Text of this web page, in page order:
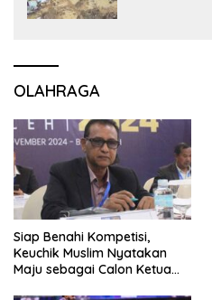
OLAHRAGA
Siap Benahi Kompetisi,
Keuchik Muslim Nyatakan
Maju sebagai Calon Ketua